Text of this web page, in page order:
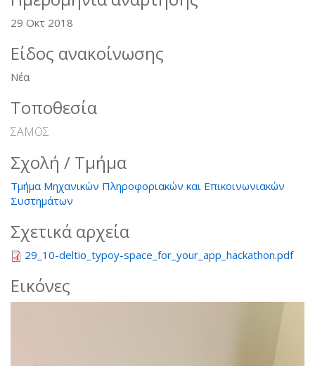
29 Οκτ 2018
Είδος ανακοίνωσης
Νέα
Τοποθεσία
ΣΑΜΟΣ
Σχολή / Τμήμα
Τμήμα Μηχανικών Πληροφοριακών και Επικοινωνιακών
Συστημάτων
Σχετικά αρχεία
29_10-deltio_typoy-space_for_your_app_hackathon.pdf
Εικόνες